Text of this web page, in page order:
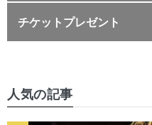
チケットプレゼント
人気の記事